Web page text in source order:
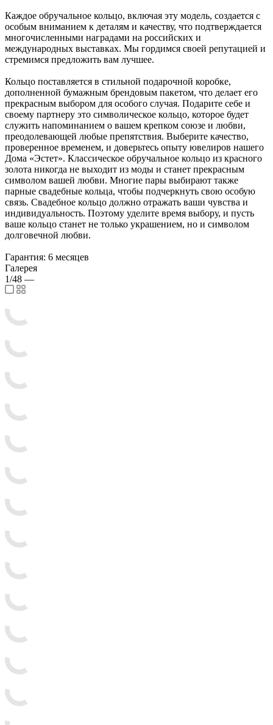
Каждое обручальное кольцо, включая эту модель, создается с
особым вниманием к деталям и качеству, что подтверждается
многочисленными наградами на российских и
международных выставках. Мы гордимся своей репутацией и
стремимся предложить вам лучшее.
Кольцо поставляется в стильной подарочной коробке,
дополненной бумажным брендовым пакетом, что делает его
прекрасным выбором для особого случая. Подарите себе и
своему партнеру это символическое кольцо, которое будет
служить напоминанием о вашем крепком союзе и любви,
преодолевающей любые препятствия. Выберите качество,
проверенное временем, и доверьтесь опыту ювелиров нашего
Дома «Эстет». Классическое обручальное кольцо из красного
золота никогда не выходит из моды и станет прекрасным
символом вашей любви. Многие пары выбирают также
парные свадебные кольца, чтобы подчеркнуть свою особую
связь. Свадебное кольцо должно отражать ваши чувства и
индивидуальность. Поэтому уделите время выбору, и пусть
ваше кольцо станет не только украшением, но и символом
долговечной любви.
Гарантия: 6 месяцев
Галерея
1/48 —